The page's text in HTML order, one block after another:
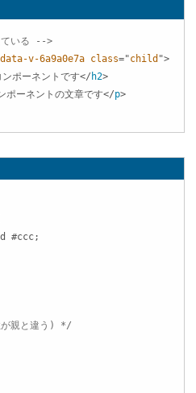
いる -->
data-v-6a9a0e7a class="child ">
ンポーネントです</ h2>
ポーネントの文章です</p>
#ccc;
親と違う) */